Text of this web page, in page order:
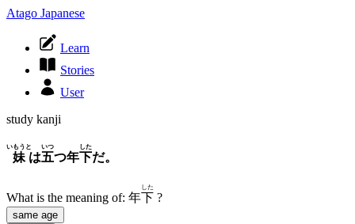
Atago Japanese
Learn
Stories
User
study kanji
妹
いもうと
は五
いつ
つ年下
した
だ。
What is the meaning of: 年下
した
?
same age